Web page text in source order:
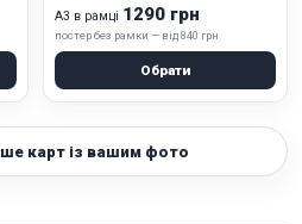
А3 в рамці 1290 грн
постер без рамки — від 840 грн
Обрати
карт із вашим фото